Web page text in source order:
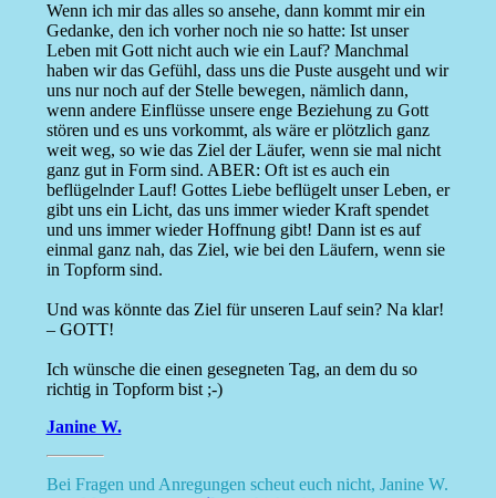
Wenn ich mir das alles so ansehe, dann kommt mir ein
Gedanke, den ich vorher noch nie so hatte: Ist unser
Leben mit Gott nicht auch wie ein Lauf? Manchmal
haben wir das Gefühl, dass uns die Puste ausgeht und wir
uns nur noch auf der Stelle bewegen, nämlich dann,
wenn andere Einflüsse unsere enge Beziehung zu Gott
stören und es uns vorkommt, als wäre er plötzlich ganz
weit weg, so wie das Ziel der Läufer, wenn sie mal nicht
ganz gut in Form sind. ABER: Oft ist es auch ein
beflügelnder Lauf! Gottes Liebe beflügelt unser Leben, er
gibt uns ein Licht, das uns immer wieder Kraft spendet
und uns immer wieder Hoffnung gibt! Dann ist es auf
einmal ganz nah, das Ziel, wie bei den Läufern, wenn sie
in Topform sind.
Und was könnte das Ziel für unseren Lauf sein? Na klar!
– GOTT!
Ich wünsche die einen gesegneten Tag, an dem du so
richtig in Topform bist ;-)
Janine W.
Bei Fragen und Anregungen scheut euch nicht, Janine W.